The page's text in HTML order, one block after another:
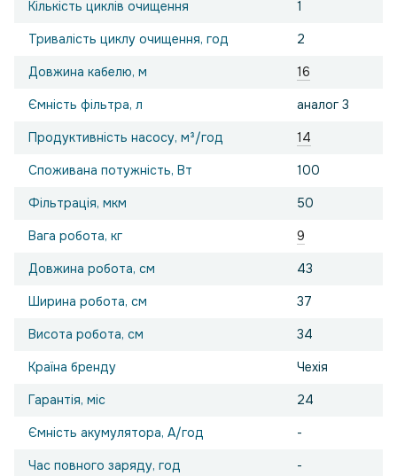
Кількість циклів очищення 1
Тривалість циклу очищення, год 2
Довжина кабелю, м 16
Ємність фільтра, л аналог 3
Продуктивність насосу, м³/год 14
Споживана потужність, Вт 100
Фільтрація, мкм 50
Вага робота, кг 9
Довжина робота, см 43
Ширина робота, см 37
Висота робота, см 34
Країна бренду Чехія
Гарантія, міс 24
Ємність акумулятора, А/год -
Час повного заряду, год -